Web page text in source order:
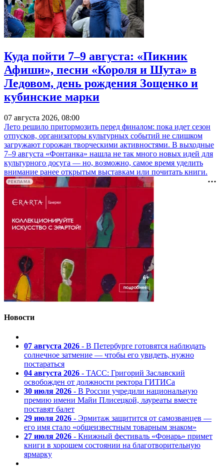
Куда пойти 7–9 августа: «Пикник
Афиши», песни «Короля и Шута» в
Ледовом, день рождения Зощенко и
кубинские марки
07 августа 2026, 08:00
Лето решило притормозить перед финалом: пока идет сезон
отпусков, организаторы культурных событий не слишком
загружают горожан творческими активностями. В выходные
7–9 августа «Фонтанка» нашла не так много новых идей для
культурного досуга — но, возможно, самое время уделить
внимание ранее открытым выставкам или почитать книги.
РЕКЛАМА
Новости
07 августа 2026 - В Петербурге готовятся наблюдать
солнечное затмение — чтобы его увидеть, нужно
постараться
04 августа 2026 - ТАСС: Григорий Заславский
освобожден от должности ректора ГИТИСа
30 июля 2026 - В России учредили национальную
премию имени Майи Плисецкой, лауреаты вместе
поставят балет
29 июля 2026 - Эрмитаж защитится от самозванцев —
его имя стало «общеизвестным товарным знаком»
27 июля 2026 - Книжный фестиваль «Фонарь» примет
книги в хорошем состоянии на благотворительную
ярмарку